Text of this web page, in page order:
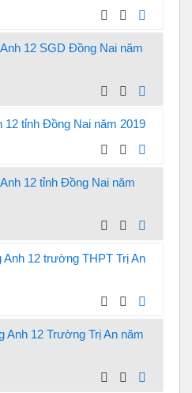
12 SGD Đồng Nai năm
12 tỉnh Đồng Nai năm 2019
12 tỉnh Đồng Nai năm
12 trường THPT Trị An
Anh 12 Trường Trị An năm